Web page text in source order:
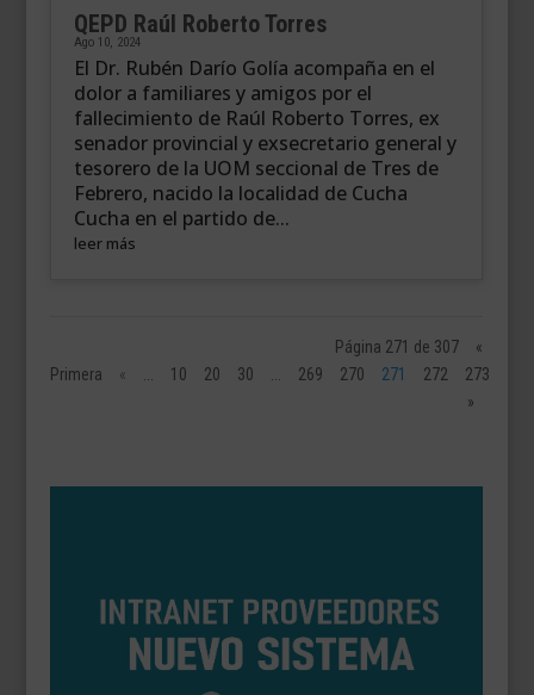
QEPD Raúl Roberto Torres
Ago 10, 2024
El Dr. Rubén Darío Golía acompaña en el
dolor a familiares y amigos por el
fallecimiento de Raúl Roberto Torres, ex
senador provincial y exsecretario general y
tesorero de la UOM seccional de Tres de
Febrero, nacido la localidad de Cucha
Cucha en el partido de...
leer más
Página 271 de 307
«
Primera
« ... 10 20 30 ... 269 270 271 272 273
»